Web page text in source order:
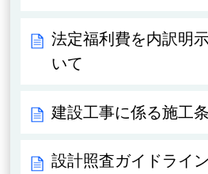
法定福利費を内訳明
いて
建設工事に係る施工
設計照査ガイドライ